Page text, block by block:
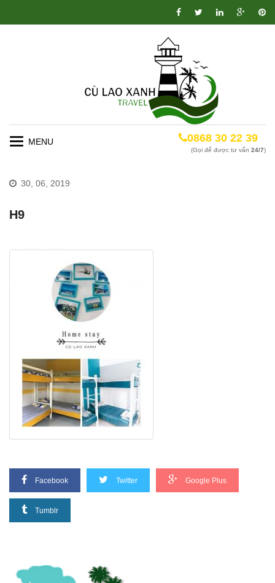
Toggle
0868 30 22 39
(Gọi để được tư vấn 24/7)
30, 06, 2019
H9
Facebook Twitter Google Plus
Tumblr